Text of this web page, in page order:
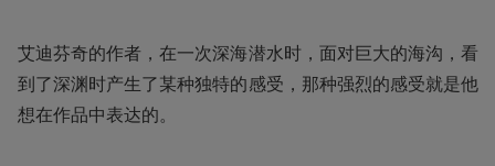
艾迪芬奇的作者，在一次深海潜水时，面对巨大的海沟，看
到了深渊时产生了某种独特的感受，那种强烈的感受就是他
想在作品中表达的。